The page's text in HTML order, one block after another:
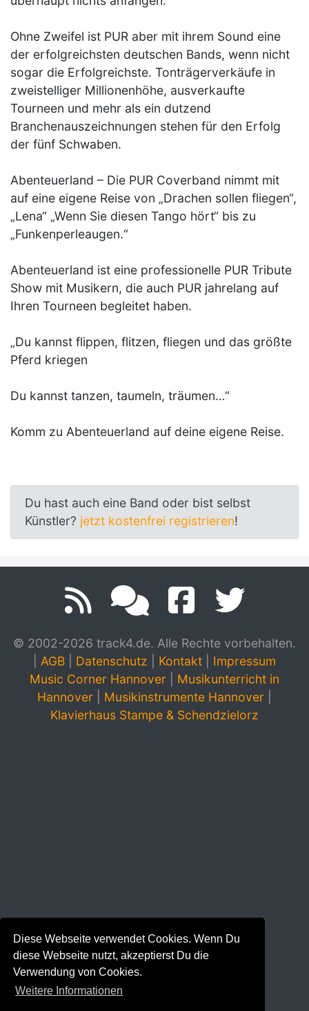
Diese Webseite verwendet Cookies. Wenn Du
diese Webseite nutzt, akzeptierst Du die
Verwendung von Cookies.
Weitere Informationen
Ohne Zweifel ist PUR aber mit ihrem Sound eine
der erfolgreichsten deutschen Bands, wenn nicht
sogar die Erfolgreichste. Tonträgerverkäufe in
zweistelliger Millionenhöhe, ausverkaufte
Tourneen und mehr als ein dutzend
Branchenauszeichnungen stehen für den Erfolg
der fünf Schwaben.
Abenteuerland – Die PUR Coverband nimmt mit
auf eine eigene Reise von „Drachen sollen fliegen“,
„Lena“ „Wenn Sie diesen Tango hört“ bis zu
„Funkenperleaugen.“
Abenteuerland ist eine professionelle PUR Tribute
Show mit Musikern, die auch PUR jahrelang auf
Ihren Tourneen begleitet haben.
„Du kannst flippen, flitzen, fliegen und das größte
Pferd kriegen
Du kannst tanzen, taumeln, träumen…“
Komm zu Abenteuerland auf deine eigene Reise.
Du hast auch eine Band oder bist selbst
Künstler? jetzt kostenfrei registrieren!
© 2002-2026 track4.de. Alle Rechte vorbehalten.
AGB Datenschutz Kontakt
Impressum
Music Corner Hannover
Musikunterricht in
Hannover
Musikinstrumente Hannover
Klavierhaus Stampe & Schendzielorz